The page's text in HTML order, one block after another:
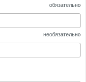
обязательно
необязательно